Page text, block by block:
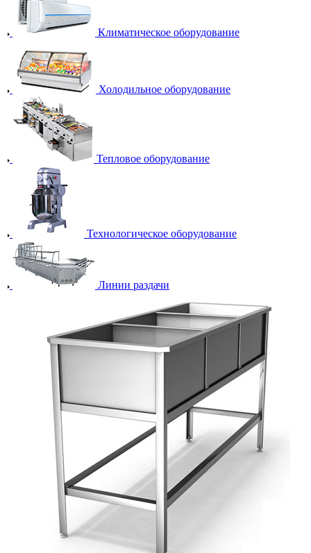
Климатическое оборудование
Холодильное оборудование
Тепловое оборудование
Технологическое оборудование
Линии раздачи